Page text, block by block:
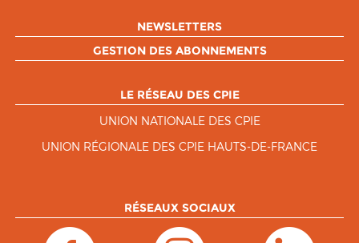
NEWSLETTERS
GESTION DES ABONNEMENTS
LE RÉSEAU DES CPIE
UNION NATIONALE DES CPIE
UNION RÉGIONALE DES CPIE HAUTS-DE-FRANCE
RÉSEAUX SOCIAUX